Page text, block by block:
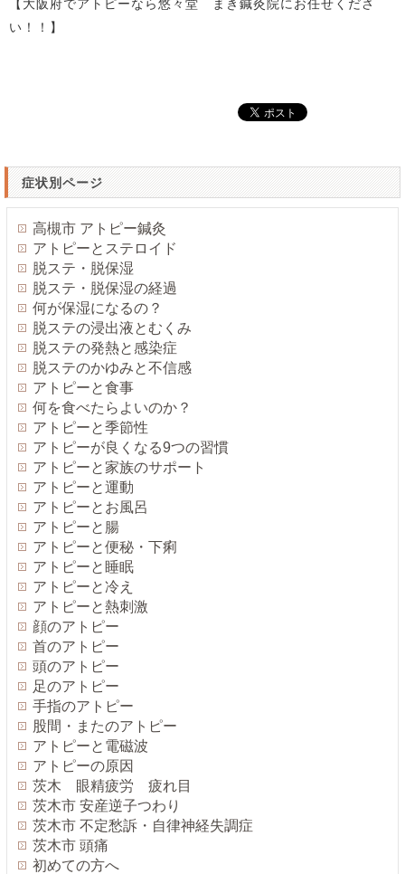
【大阪府でアトピーなら悠々堂 まき鍼灸院にお任せくださ
い！！】
症状別ページ
高槻市 アトピー鍼灸
アトピーとステロイド
脱ステ・脱保湿
脱ステ・脱保湿の経過
何が保湿になるの？
脱ステの浸出液とむくみ
脱ステの発熱と感染症
脱ステのかゆみと不信感
アトピーと食事
何を食べたらよいのか？
アトピーと季節性
アトピーが良くなる9つの習慣
アトピーと家族のサポート
アトピーと運動
アトピーとお風呂
アトピーと腸
アトピーと便秘・下痢
アトピーと睡眠
アトピーと冷え
アトピーと熱刺激
顔のアトピー
首のアトピー
頭のアトピー
足のアトピー
手指のアトピー
股間・またのアトピー
アトピーと電磁波
アトピーの原因
茨木 眼精疲労 疲れ目
茨木市 安産逆子つわり
茨木市 不定愁訴・自律神経失調症
茨木市 頭痛
初めての方へ